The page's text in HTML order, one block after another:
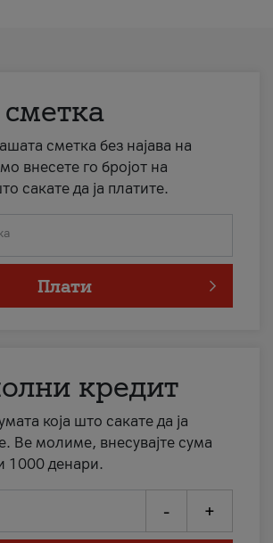
сметка без најава на
внесете го бројот на
сакате да ја платите.
Плати
кредит
која што сакате да ја
Ве молиме, внесувајте сума
1000 денари.
- +